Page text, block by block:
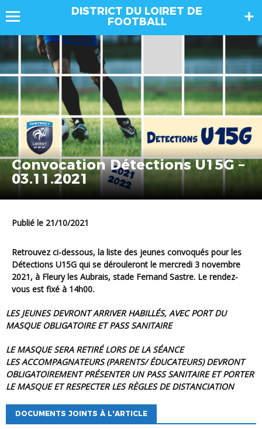
DISTRICT DU LOIRET DE
FOOTBALL
Convocation Détections U15G –
03.11.2021
Publié le 21/10/2021
Retrouvez ci-dessous, la liste des jeunes convoqués pour les
Détections U15G qui se dérouleront le mercredi 3 novembre
2021, à Fleury les Aubrais, stade Fernand Sastre. Le rendez-
vous est fixé à 14h00.
LES JEUNES DEVRONT ARRIVER HABILLÉS, AVEC PORT DU
MASQUE OBLIGATOIRE ET PASS SANITAIRE
LE MASQUE SERA RETIRÉ LORS DE LA SÉANCE
LES ACCOMPAGNATEURS (PARENTS/ ÉDUCATEURS) DEVRONT
OBLIGATOIREMENT PRÉSENTER UN PASS SANITAIRE ET PORTER
LE MASQUE ET RESPECTER LES RÈGLES DE DISTANCIATION
DOCUMENTS JOINTS À L'ARTICLE